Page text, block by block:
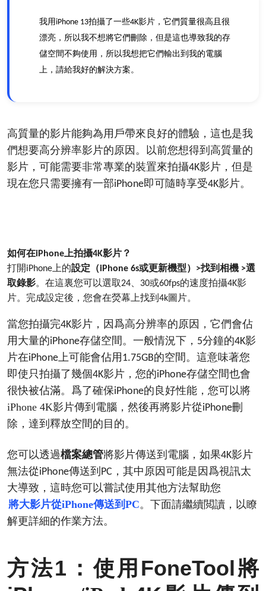
我用 iPhone 13拍攝了一些4K影片，它們質量很高且很
漂亮，所以我不想將它們刪除，但是這也導致我的存
儲空間不夠使用，所以我想把它們輸出到我的電腦
上，請給我好的解決方案。
高質量的影片能夠為用戶帶來良好的體驗，這也是我
們想要高分辨率影片的原因。以前您想得到高質量的
影片，可能需要非常專業的裝置來拍攝4K影片，但是
現在您只需要擁有一部iPhone即可隨時享受4K影片。
如何在iPhone 上拍攝4K影片？
打開iPhone 上的設定（iPhone 6s或更新機型） >找到相機 >選
取錄影。在這裏您可以選取24 30或60fps的速度拍攝4K影
片。完成設定後，您會在熒幕上找到 4k圖片。
當您拍攝完4K影片，因爲高分辨率的原因，它們會佔
用大量的iPhone存儲空間。一般情況下， 5分鐘的4K影
片在iPhone 上可能會佔用 1.75GB的空間。這意味著您
即使只拍攝了幾個4K影片，您的iPhone存儲空間也會
很快被佔滿。爲了確保iPhone的良好性能，您可以將
iPhone 4K影片傳到電腦，然後再將影片從iPhone刪
除，達到釋放空間的目的。
您可以透過檔案總管將影片傳送到電腦，如果4K影片
無法從iPhone傳送到 PC ，其中原因可能是因爲視訊太
大導致，這時您可以嘗試使用其他方法幫助您
將大影片從iPhone傳送到PC。下面請繼續閲讀，以瞭
解更詳細的作業方法。
方法1 ：使用 FoneTool將